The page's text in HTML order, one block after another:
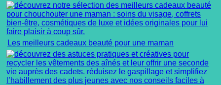
Les meilleurs cadeaux beauté pour une maman